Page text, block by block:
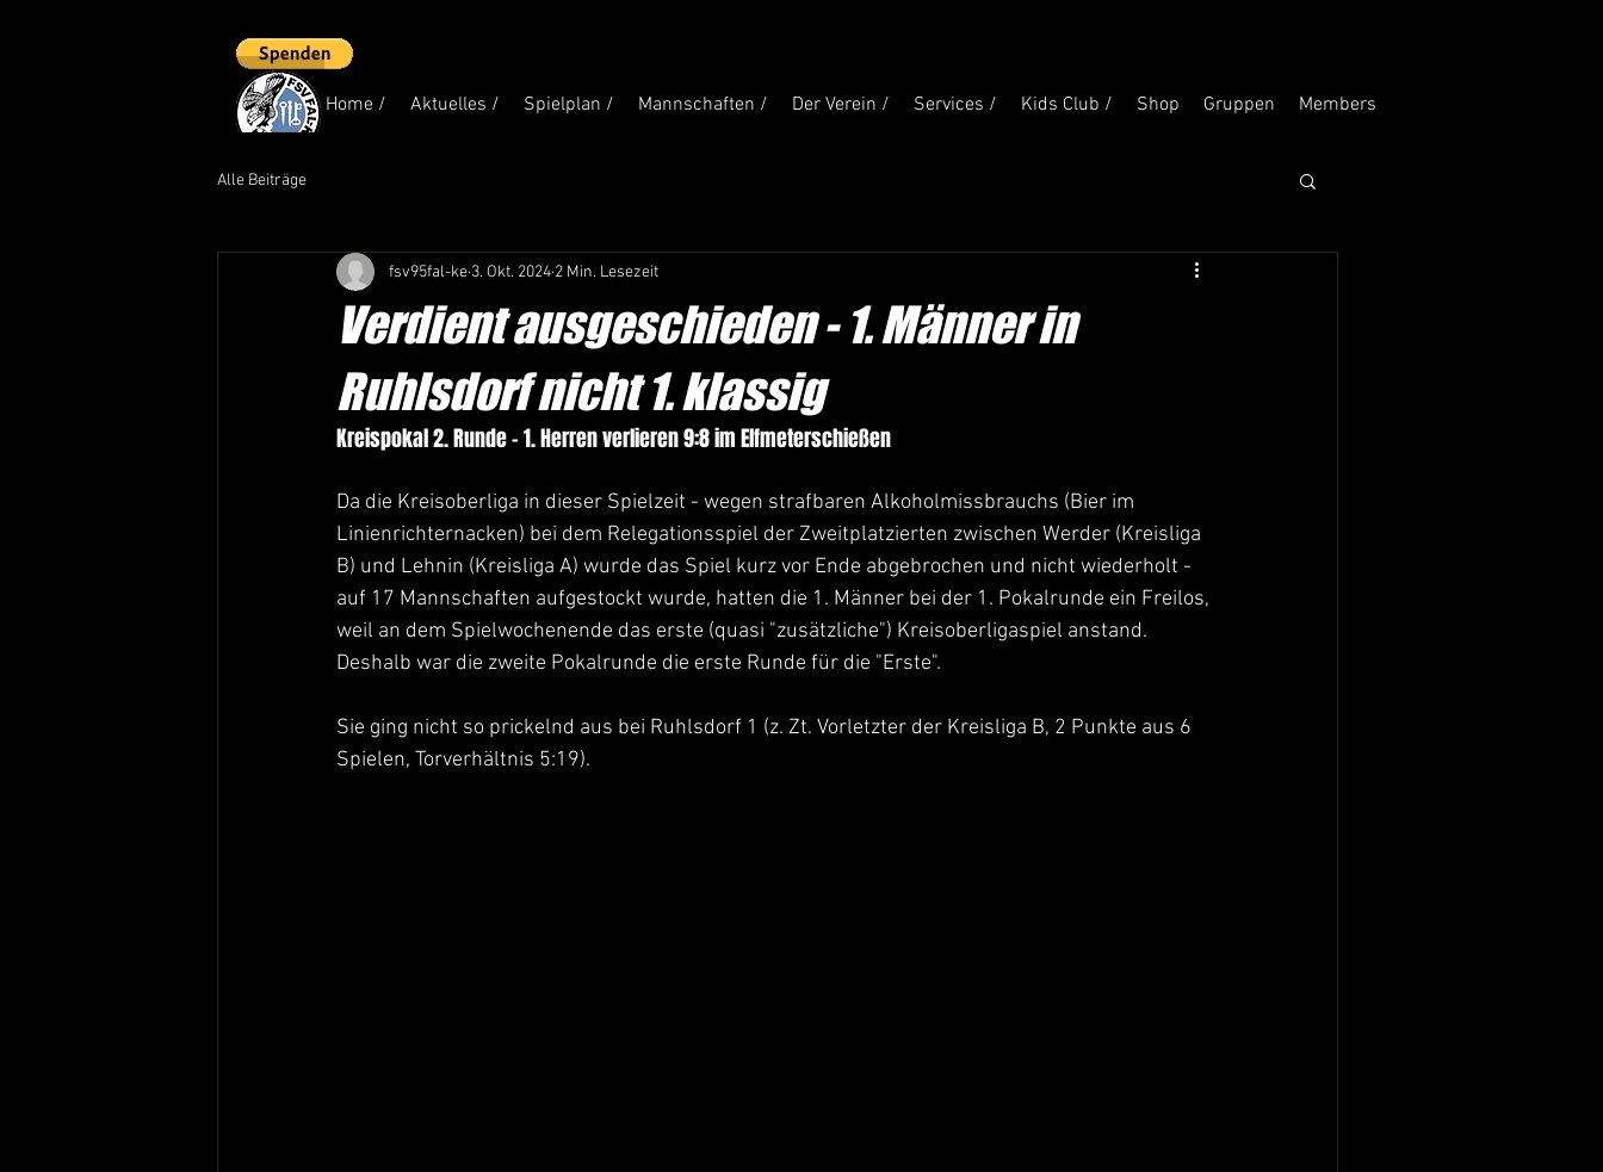
Home / Aktuelles / Spielplan / Mannschaften / Der Verein / Services / Kids Club / Shop Gruppen Members
Alle Beiträge
Verdient ausgeschieden - 1. Männer in
Ruhlsdorf nicht 1. klassig
fsv95fal-ke 3. Okt. 2024 2 Min. Lesezeit
Kreispokal 2. Runde - 1. Herren verlieren 9:8 im Elfmeterschießen
Da die Kreisoberliga in dieser Spielzeit - wegen strafbaren Alkoholmissbrauchs (Bier im
Linienrichternacken) bei dem Relegationsspiel der Zweitplatzierten zwischen Werder (Kreisliga
B) und Lehnin (Kreisliga A) wurde das Spiel kurz vor Ende abgebrochen und nicht wiederholt -
auf 17 Mannschaften aufgestockt wurde, hatten die 1. Männer bei der 1. Pokalrunde ein Freilos,
weil an dem Spielwochenende das erste (quasi "zusätzliche") Kreisoberligaspiel anstand.
Deshalb war die zweite Pokalrunde die erste Runde für die "Erste".
Sie ging nicht so prickelnd aus bei Ruhlsdorf 1 (z. Zt. Vorletzter der Kreisliga B, 2 Punkte aus 6
Spielen, Torverhältnis 5:19).